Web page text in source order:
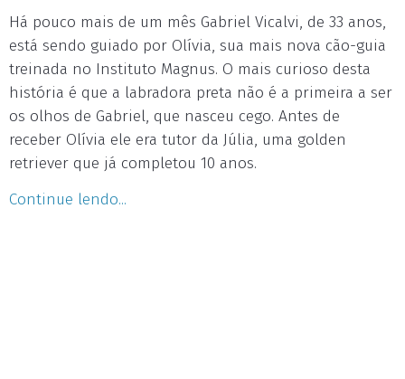
Há pouco mais de um mês Gabriel Vicalvi, de 33 anos,
está sendo guiado por Olívia, sua mais nova cão-guia
treinada no Instituto Magnus. O mais curioso desta
história é que a labradora preta não é a primeira a ser
os olhos de Gabriel, que nasceu cego. Antes de
receber Olívia ele era tutor da Júlia, uma golden
retriever que já completou 10 anos.
Continue lendo...